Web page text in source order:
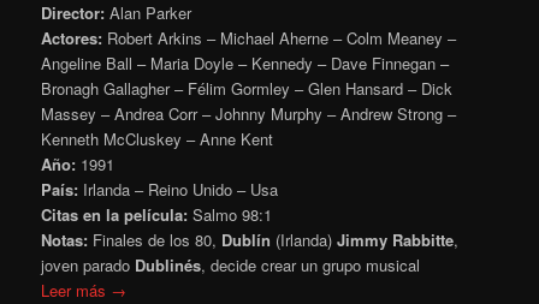
Director: Alan Parker
Actores: Robert Arkins – Michael Aherne – Colm Meaney –
Angeline Ball – Maria Doyle – Kennedy – Dave Finnegan –
Bronagh Gallagher – Félim Gormley – Glen Hansard – Dick
Massey – Andrea Corr – Johnny Murphy – Andrew Strong –
Kenneth McCluskey – Anne Kent
Año: 1991
País: Irlanda – Reino Unido – Usa
Citas en la película: Salmo 98:1
Notas: Finales de los 80, Dublín (Irlanda) Jimmy Rabbitte,
joven parado Dublinés, decide crear un grupo musical
Leer más →